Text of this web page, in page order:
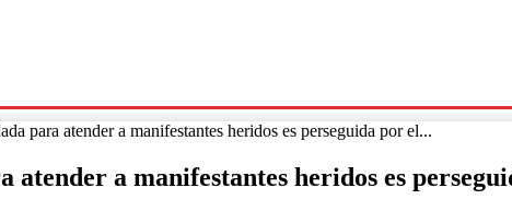
para atender a manifestantes heridos es perseguida por el...
atender a manifestantes heridos es